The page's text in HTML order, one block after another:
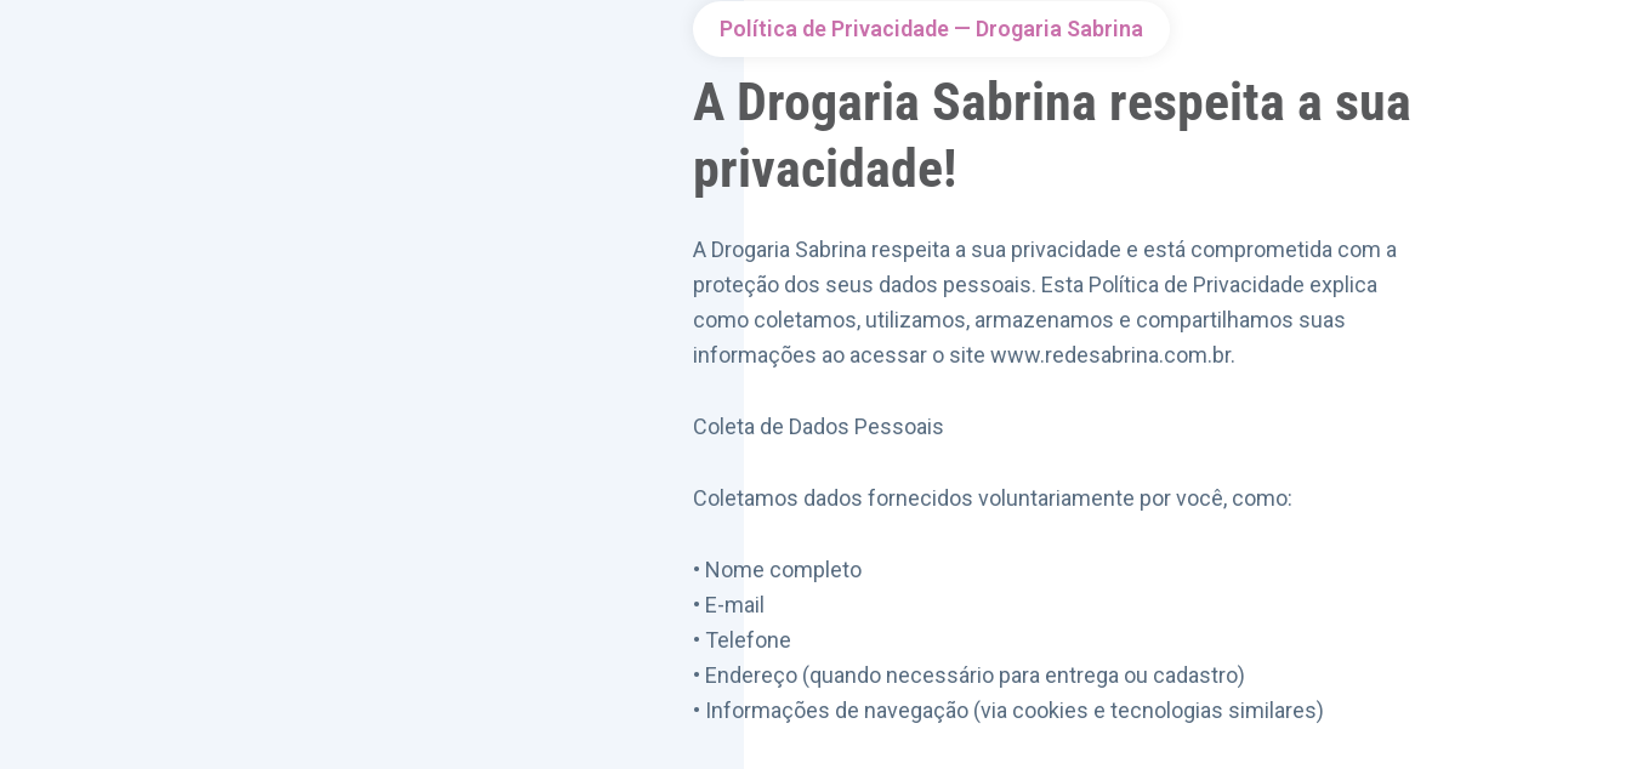
Política de Privacidade — Drogaria Sabrina
A Drogaria Sabrina respeita a sua
privacidade!
A Drogaria Sabrina respeita a sua privacidade e está comprometida com a
proteção dos seus dados pessoais. Esta Política de Privacidade explica
como coletamos, utilizamos, armazenamos e compartilhamos suas
informações ao acessar o site www.redesabrina.com.br.
Coleta de Dados Pessoais
Coletamos dados fornecidos voluntariamente por você, como:
• Nome completo
• E-mail
• Telefone
• Endereço (quando necessário para entrega ou cadastro)
• Informações de navegação (via cookies e tecnologias similares)